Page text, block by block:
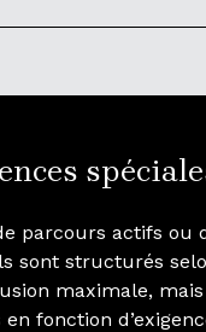
de parcours actifs ou
sont structurés
maximale,
fonction